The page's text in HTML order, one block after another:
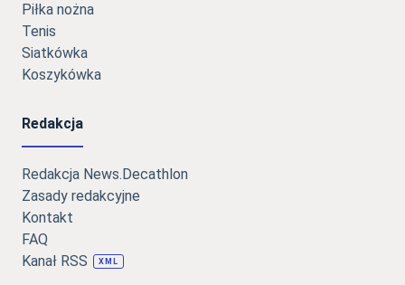
Piłka nożna
Tenis
Siatkówka
Koszykówka
Redakcja
Redakcja News.Decathlon
Zasady redakcyjne
Kontakt
FAQ
Kanał RSS
XML